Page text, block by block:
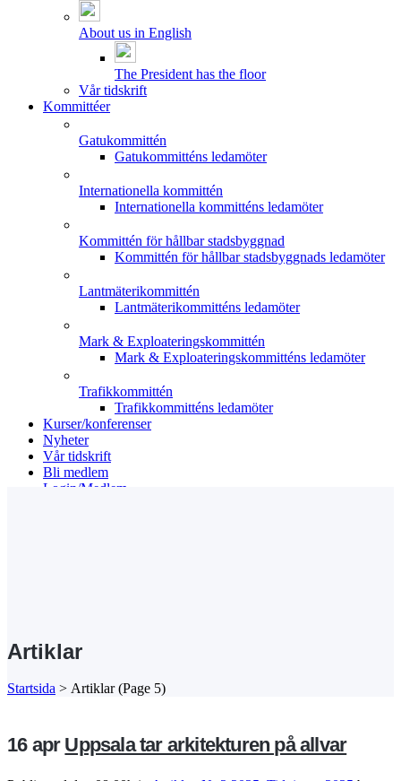
About us in English
The President has the floor
Vår tidskrift
Kommittéer
Gatukommittén
Gatukommitténs ledamöter
Internationella kommittén
Internationella kommitténs ledamöter
Kommittén för hållbar stadsbyggnad
Kommittén för hållbar stadsbyggnads ledamöter
Lantmäterikommittén
Lantmäterikommitténs ledamöter
Mark & Exploateringskommittén
Mark & Exploateringskommitténs ledamöter
Trafikkommittén
Trafikkommitténs ledamöter
Kurser/konferenser
Nyheter
Vår tidskrift
Bli medlem
Login/Medlem
Artiklar
Startsida > Artiklar(Page 5)
16 apr Uppsala tar arkitekturen på allvar